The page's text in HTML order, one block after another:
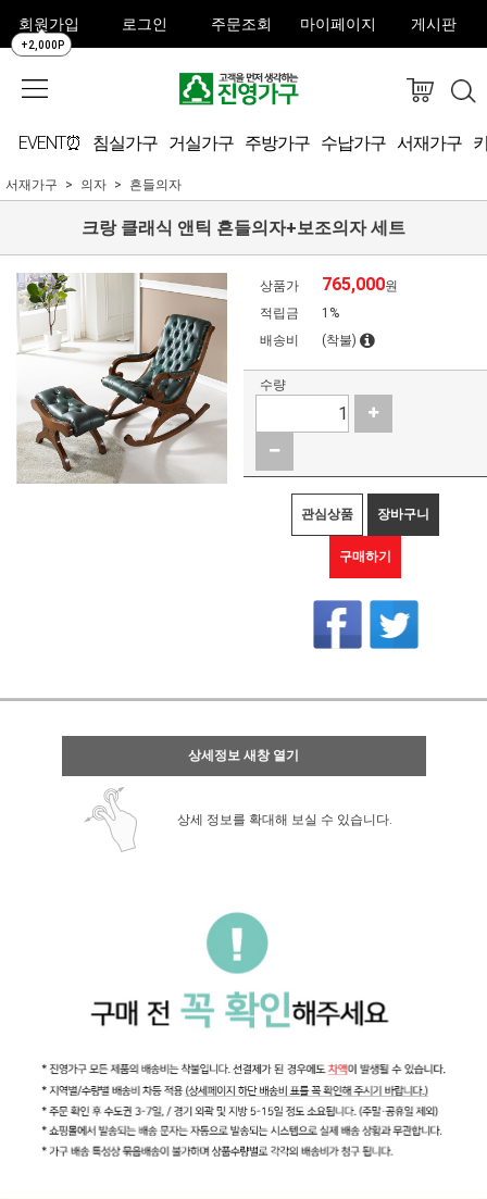
회원가입
+2,000P
로그인 주문조회 마이페이지 게시판
EVENT⏰ 침실가구 거실가구 주방가구 수납가구 서재가구
서재가구 의자 흔들의자
크랑 클래식 앤틱 흔들의자+보조의자 세트
상품가 765,000원
적립금
1%
배송비
(착불)
수량
관심상품 장바구니
구매하기
상세정보 새창 열기
상세 정보를 확대해 보실 수 있습니다.